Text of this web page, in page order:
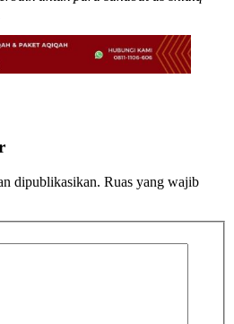
dipublikasikan. Ruas yang wajib